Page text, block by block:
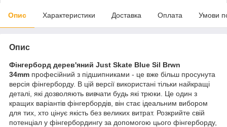
Опис Характеристики Доставка Оплата Умови
Опис
Фінгерборд дерев'яний Just Skate Blue Sil Brwn
34mm професійний з підшипниками - це вже більш просунута
версія фінгерборду. В цій версії використані тільки найкращі
деталі, які дозволяють вивчати будь які трюки. Це один з
кращих варіантів фінгербордів, він стає ідеальним вибором
для тих, хто цінує якість без великих витрат. Розкрийте свій
потенціал у фінгербордингу за допомогою цього фінгерборду,